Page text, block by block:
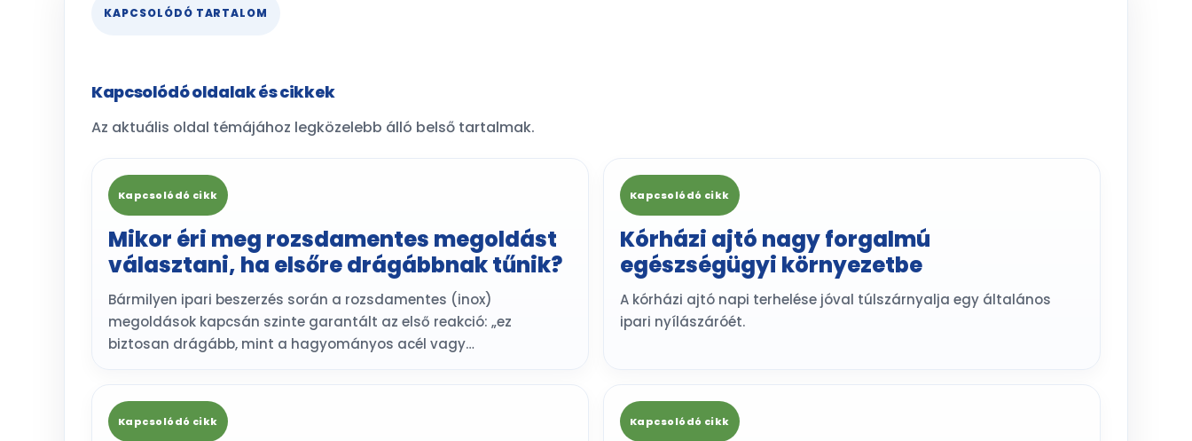
KAPCSOLÓDÓ TARTALOM
Kapcsolódó oldalak és cikkek
Az aktuális oldal témájához legközelebb álló belső tartalmak.
Kapcsolódó cikk
Mikor éri meg rozsdamentes megoldást
választani, ha elsőre drágábbnak tűnik?
Bármilyen ipari beszerzés során a rozsdamentes (inox)
megoldások kapcsán szinte garantált az első reakció: „ez
biztosan drágább, mint a hagyományos acél vagy…
Kapcsolódó cikk
Kórházi ajtó nagy forgalmú
egészségügyi környezetbe
A kórházi ajtó napi terhelése jóval túlszárnyalja egy általános
ipari nyílászáróét.
Kapcsolódó cikk Kapcsolódó cikk